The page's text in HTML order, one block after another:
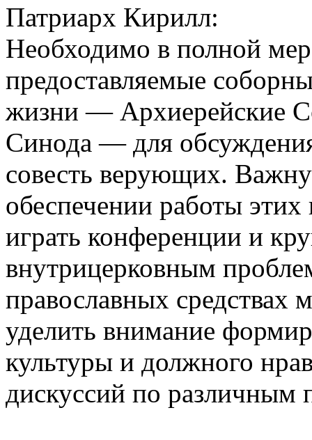
Патриарх Кирилл:
Необходимо в полной
предоставляемые
жизни — Архиерейские
Синода — для
совесть верующих.
обеспечении работы
играть конференции и
внутрицерковным
православных средствах
уделить внимание
культуры и должного
дискуссий по различным